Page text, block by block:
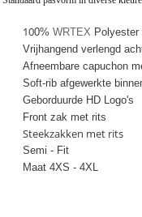
100% WRTEX Polyester
Vrijhangend verlengd
Afneembare capuchon
Soft-rib afgewerkte
Geborduurde HD Logo's
Front zak met rits
Steekzakken met rits
Semi - Fit
Maat 4XS - 4XL